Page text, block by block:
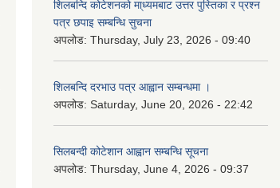
शिलबन्दि कोटेशनको मा्ध्यमबाट उत्तर पुस्तिका र प्रश्न
पत्र छपाइ सम्बन्धि सुचना
अपलोड: Thursday, July 23, 2026 - 09:40
शिलबन्दि दरभाउ पत्र आह्वान सम्बन्धमा ।
अपलोड: Saturday, June 20, 2026 - 22:42
सिलबन्दी कोटेशान आह्वान सम्बन्धि सूचना
अपलोड: Thursday, June 4, 2026 - 09:37